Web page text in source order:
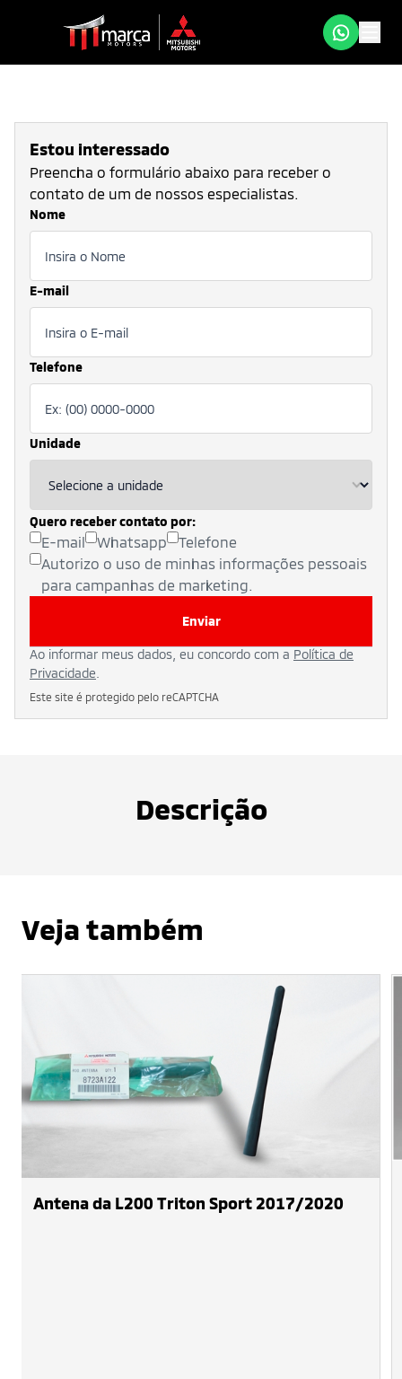
Estou interessado
Preencha o formulário abaixo para receber o
contato de um de nossos especialistas.
Nome
E-mail
Telefone
Unidade
Quero receber contato por:
E-mail Whatsapp
Telefone
Autorizo o uso de minhas informações pessoais
para campanhas de marketing.
Enviar
Ao informar meus dados, eu concordo com a Política de
Privacidade
Este site é protegido pelo reCAPTCHA
Descrição
Veja também
Antena da L200 Triton Sport 2017/2020